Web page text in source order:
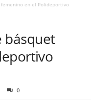
en el Polideportivo
básquet
0